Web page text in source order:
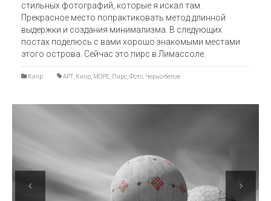
стильных фотографий, которые я искал там.
Прекрасное место попрактиковать метод длинной
выдержки и создания минимализма. В следующих
постах поделюсь с вами хорошо знакомыми местами
этого острова. Сейчас это пирс в Лимассоле.
Кипр АРТ Кипр МОРЕ Пирс Фото Черно-белое